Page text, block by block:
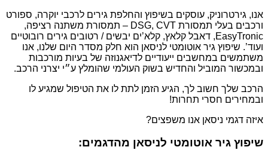
אנו, גירטרוניק, עוסקים בשיפוץ והחלפת גירים לרכבי יוקרה, ספורט
ורכבים בעלי תמסורת DSG, CVT – תמסורת משתנה רציפה,
EasyTronic, דאבל קלאץ, קלא’ים יבשים / רטובים גירים רובוטיים
ועוד’. שיפוץ גיר אוטומטי לניסאן הוא חלק מסדר היום שלנו, אנו
משתמשים במחשבים ייעודיים לדיאגנוזה של בעיות מורכבות
ובמכשור המוביל והחדיש בשוק העולמי שהומלץ ע״י יצרני הרכב.
הרכב שלך חשוב לך, הגיע הזמן לתת לו את הטיפול שמגיע לו
ובמחירים חסרי תחרות!
איזה דגמי ניסאן אנו משפצים?
שיפוץ גיר אוטומטי לניסאן מהדגמים: